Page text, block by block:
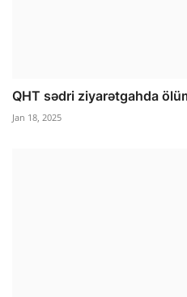
QHT sədri ziyarətgahda
Jan 18, 2025